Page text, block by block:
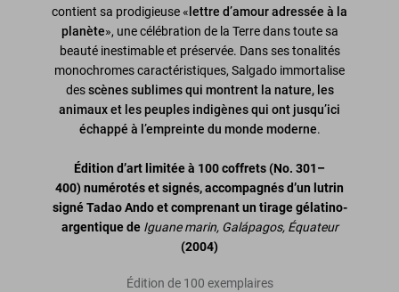
contient sa prodigieuse «lettre d’amour adressée à la
planète», une célébration de la Terre dans toute sa
beauté inestimable et préservée. Dans ses tonalités
monochromes caractéristiques, Salgado immortalise
desscènes sublimes qui montrent la nature, les
animaux et les peuples indigènes qui ont jusqu’ici
échappé à l’empreinte du monde moderne.
Édition d’art limitée à 100 coffrets (No. 301–
400) numérotés et signés, accompagnés d’un lutrin
signé Tadao Ando et comprenant un tirage gélatino-
argentique de Iguane marin, Galápagos, Équateur
(2004)
Édition de 100 exemplaires